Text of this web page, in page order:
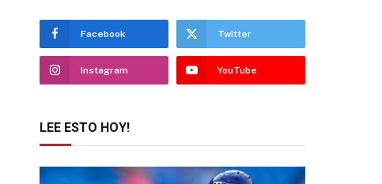
Facebook Twitter
Instagram YouTube
LEE ESTO HOY!